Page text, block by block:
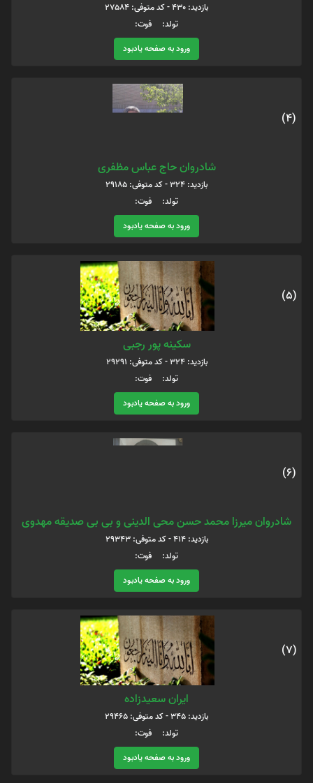
بازدید: 430 - کد متوفی: 27584
تولد: فوت:
ورود به صفحه یادبود
(4)
شادروان حاج عباس مظفری
بازدید: 324 - کد متوفی: 29185
تولد: فوت:
ورود به صفحه یادبود
(5)
سکینه پور رجبی
بازدید: 324 - کد متوفی: 29291
تولد: فوت:
ورود به صفحه یادبود
(6)
شادروان میرزا محمد حسن محی الدینی و بی بی صدیقه مهدوی
بازدید: 414 - کد متوفی: 29343
تولد: فوت:
ورود به صفحه یادبود
(7)
ایران سعیدزاده
بازدید: 345 - کد متوفی: 29465
تولد: فوت:
ورود به صفحه یادبود